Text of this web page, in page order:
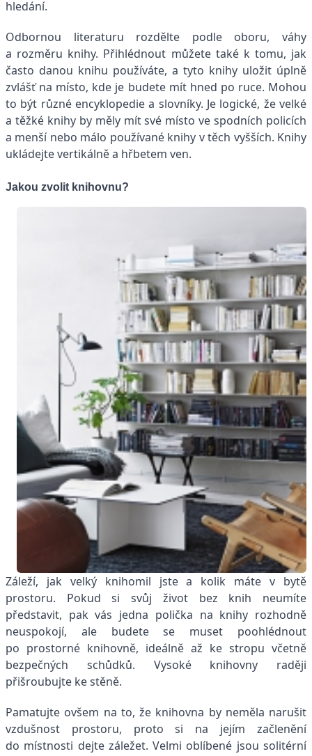
hledání.
Odbornou literaturu rozdělte podle oboru, váhy
a rozměru knihy. Přihlédnout můžete také k tomu, jak
často danou knihu používáte, a tyto knihy uložit úplně
zvlášť na místo, kde je budete mít hned po ruce. Mohou
to být různé encyklopedie a slovníky. Je logické, že velké
a těžké knihy by měly mít své místo ve spodních policích
a menší nebo málo používané knihy v těch vyšších. Knihy
ukládejte vertikálně a hřbetem ven.
Jakou zvolit knihovnu?
Záleží, jak velký knihomil jste a kolik máte v bytě
prostoru. Pokud si svůj život bez knih neumíte
představit, pak vás jedna polička na knihy rozhodně
neuspokojí, ale budete se muset poohlédnout
po prostorné knihovně, ideálně až ke stropu včetně
bezpečných schůdků. Vysoké knihovny raději
přišroubujte ke stěně.
Pamatujte ovšem na to, že knihovna by neměla narušit
vzdušnost prostoru, proto si na jejím začlenění
do místnosti dejte záležet. Velmi oblíbené jsou solitérní